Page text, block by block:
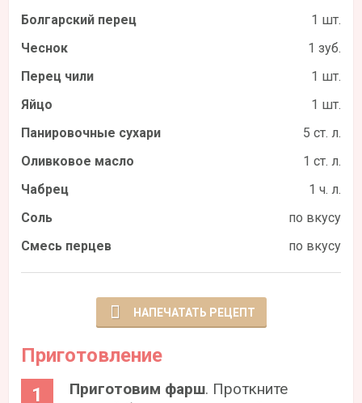
Болгарский перец
1 шт.
Чеснок
1 зуб.
Перец чили
1 шт.
Яйцо
1 шт.
Панировочные сухари
5 ст. л.
Оливковое масло
1 ст. л.
Чабрец
1 ч. л.
Соль
по вкусу
Смесь перцев
по вкусу
НАПЕЧАТАТЬ РЕЦЕПТ
Приготовление
Приготовим фарш. Проткните